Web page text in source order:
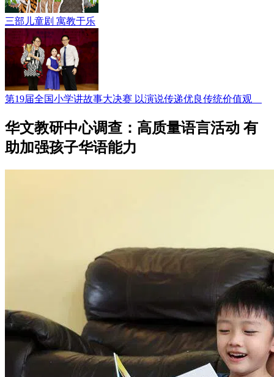
三部儿童剧 寓教于乐
第19届全国小学讲故事大决赛 以演说传递优良传统价值观
华文教研中心调查：高质量语言活动 有
助加强孩子华语能力